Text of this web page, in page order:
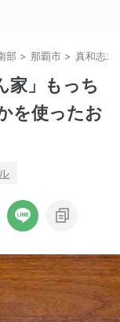
部 > 那覇市 > 真和志エ
家」もっち
を使ったお